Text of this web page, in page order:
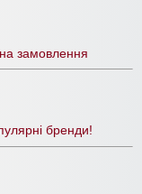
замовлення
бренди!